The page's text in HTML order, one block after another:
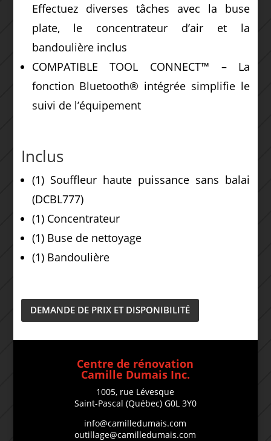
Effectuez diverses tâches avec la buse
plate, le concentrateur d’air et la
bandoulière inclus
COMPATIBLE TOOL CONNECT™ – La
fonction Bluetooth® intégrée simplifie le
suivi de l’équipement
Inclus
(1) Souffleur haute puissance sans balai
(DCBL777)
(1) Concentrateur
(1) Buse de nettoyage
(1) Bandoulière
DEMANDE DE PRIX ET DISPONIBILITÉ
Centre de rénovation
Camille Dumais Inc.
1005, rue Lévesque
Saint-Pascal (Québec) G0L 3Y0
info@camilledumais.com
outillage@camilledumais.com